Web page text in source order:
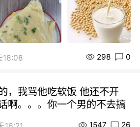
18:08 298 0
，我骂他吃软饭 他还不开
啊。。。你一个男的不去搞
1547 26